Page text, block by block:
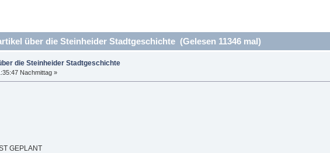
über die Steinheider Stadtgeschichte (Gelesen 11346 mal)
die Steinheider Stadtgeschichte
Nachmittag »
GEPLANT